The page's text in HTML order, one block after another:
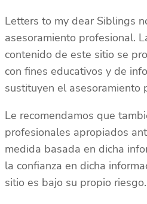
Letters to my dear Siblings
asesoramiento profesional.
contenido de este sitio se
con fines educativos y de
sustituyen el asesoramiento
Le recomendamos que
profesionales apropiados
medida basada en dicha
la confianza en dicha
sitio es bajo su propio riesgo.